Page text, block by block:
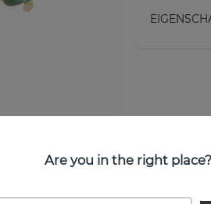
Are you in the right place?